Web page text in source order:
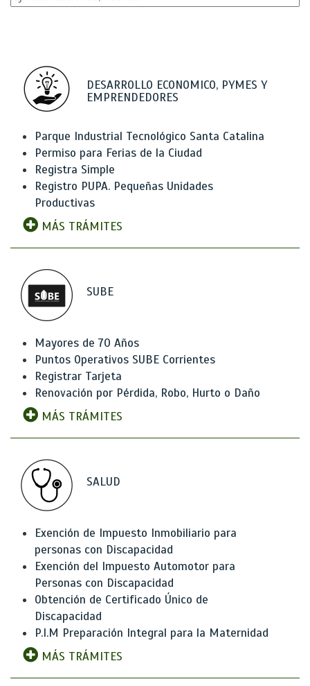
DESARROLLO ECONOMICO, PYMES Y
EMPRENDEDORES
Parque Industrial Tecnológico Santa Catalina
Permiso para Ferias de la Ciudad
Registra Simple
Registro PUPA. Pequeñas Unidades
Productivas
MÁS TRÁMITES
SUBE
Mayores de 70 Años
Puntos Operativos SUBE Corrientes
Registrar Tarjeta
Renovación por Pérdida, Robo, Hurto o Daño
MÁS TRÁMITES
SALUD
Exención de Impuesto Inmobiliario para
personas con Discapacidad
Exención del Impuesto Automotor para
Personas con Discapacidad
Obtención de Certificado Único de
Discapacidad
P.I.M Preparación Integral para la Maternidad
MÁS TRÁMITES